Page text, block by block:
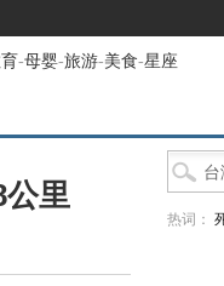
-母婴-旅游-美食-星座
公里
热词：